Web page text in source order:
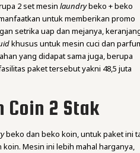
2 set mesinlaundrybeko + beko
untuk memberikan promo
setrika uap dan mejanya,
khusus untuk mesin cuci dan
yang didapat sama juga, berupa
paket tersebut yakni 48,5 juta
Coin 2 Stak
beko dan beko koin, untuk paket ini
Mesin ini lebih mahal harganya,